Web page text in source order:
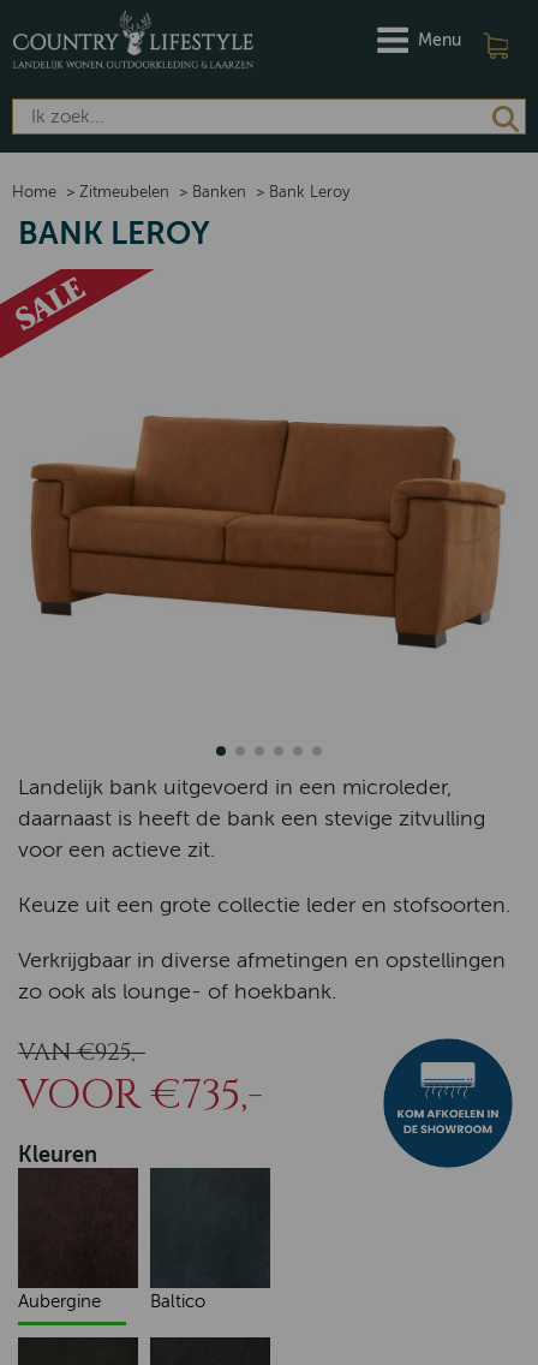
Menu
Home > Zitmeubelen > Banken > Bank Leroy
BANK LEROY
Landelijk bank uitgevoerd in een microleder,
daarnaast is heeft de bank een stevige zitvulling
voor een actieve zit.
Keuze uit een grote collectie leder en stofsoorten.
Verkrijgbaar in diverse afmetingen en opstellingen
zo ook als lounge- of hoekbank.
VAN €925,-
VOOR €735,-
Kleuren
Aubergine Baltico